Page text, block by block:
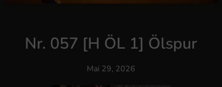
C
Nr. 057 [H ÖL 1] Ölspur
Mai 29, 2026